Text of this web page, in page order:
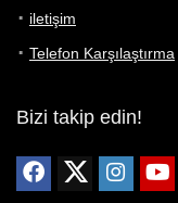
iletişim
Telefon Karşılaştırma
Bizi takip edin!